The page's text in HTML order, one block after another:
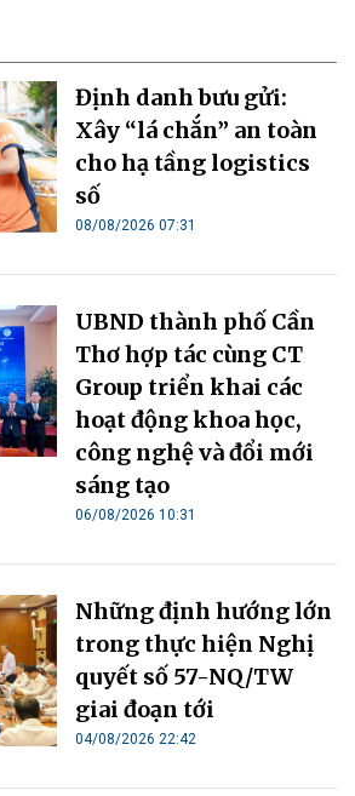
Định danh bưu gửi:
Xây “lá chắn” an toàn
cho hạ tầng logistics
số
08/08/2026 07:31
UBND thành phố Cần
Thơ hợp tác cùng CT
Group triển khai các
hoạt động khoa học,
công nghệ và đổi mới
sáng tạo
06/08/2026 10:31
Những định hướng lớn
trong thực hiện Nghị
quyết số 57-NQ/TW
giai đoạn tới
04/08/2026 22:42